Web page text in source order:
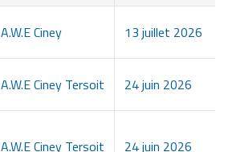
A.W.E Ciney 13 juillet 2026
A.W.E Ciney Tersoit 24 juin 2026
A.W.E Ciney Tersoit 24 juin 2026